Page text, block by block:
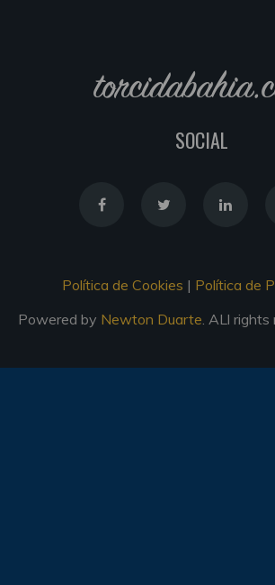
SOCIAL
Política de Cookies | Política de
Powered by Newton Duarte . ALl